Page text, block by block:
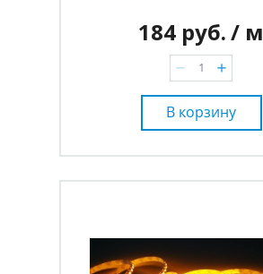
184 руб./ м
В корзину